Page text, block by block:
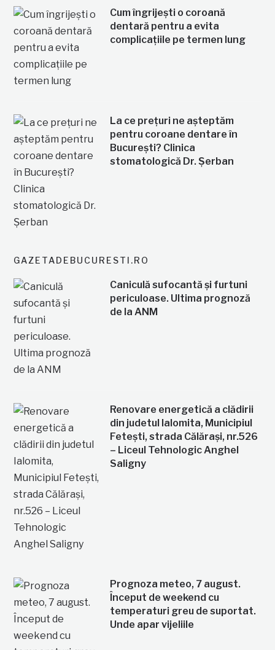
Cum îngrijești o coroană
dentară pentru a evita
complicațiile pe termen lung
La ce prețuri ne așteptăm
pentru coroane dentare în
București? Clinica
stomatologică Dr. Șerban
GAZETADEBUCURESTI.RO
Caniculă sufocantă și furtuni
periculoase. Ultima prognoză
de la ANM
Renovare energetică a clădirii
din judetul Ialomita, Municipiul
Fetești, strada Călărași, nr.526
– Liceul Tehnologic Anghel
Saligny
Prognoza meteo, 7 august.
Început de weekend cu
temperaturi greu de suportat.
Unde apar vijeliile